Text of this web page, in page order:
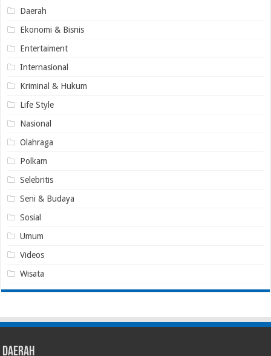
Daerah
Ekonomi & Bisnis
Entertaiment
Internasional
Kriminal & Hukum
Life Style
Nasional
Olahraga
Polkam
Selebritis
Seni & Budaya
Sosial
Umum
Videos
Wisata
Daerah